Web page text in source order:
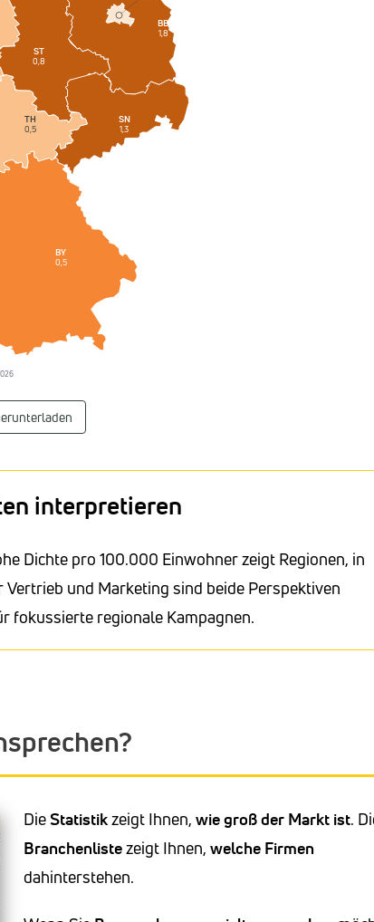
BY
0,5
BB
1,8
ST
0,8
SN
1,3
TH
0,5
interpretieren
Dichte pro 100.000 Einwohner zeigt Regionen, in
und Marketing sind beide Perspektiven
fokussierte regionale Kampagnen.
DieStatistikzeigt Ihnen,wie groß der Markt ist.
Branchenlistezeigt Ihnen,welche Firmen
dahinterstehen.